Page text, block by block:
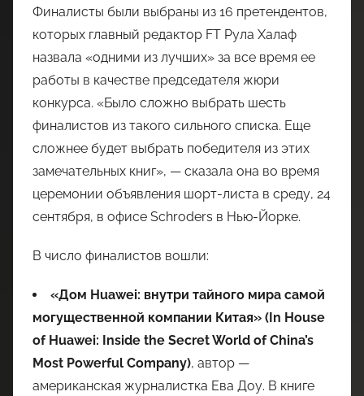
Финалисты были выбраны из 16 претендентов,
которых главный редактор FT Рула Халаф
назвала «одними из лучших» за все время ее
работы в качестве председателя жюри
конкурса. «Было сложно выбрать шесть
финалистов из такого сильного списка. Еще
сложнее будет выбрать победителя из этих
замечательных книг», — сказала она во время
церемонии объявления шорт-листа в среду, 24
сентября, в офисе Schroders в Нью-Йорке.
В число финалистов вошли:
«Дом Huawei: внутри тайного мира самой
могущественной компании Китая» (In House
of Huawei: Inside the Secret World of China’s
Most Powerful Company), автор —
американская журналистка Ева Доу. В книге